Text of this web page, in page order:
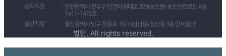
송도지점
인천광역시 연수구 인천타워대로 323(송도동) 송도센트로드 A동
1411~1415호
울산지점
울산광역시 남구 정동로 15-1 (삼산동) 삼산동 3층 안세울산
법인. All rights reserved.